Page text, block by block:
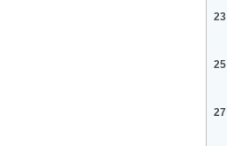
23
25
27